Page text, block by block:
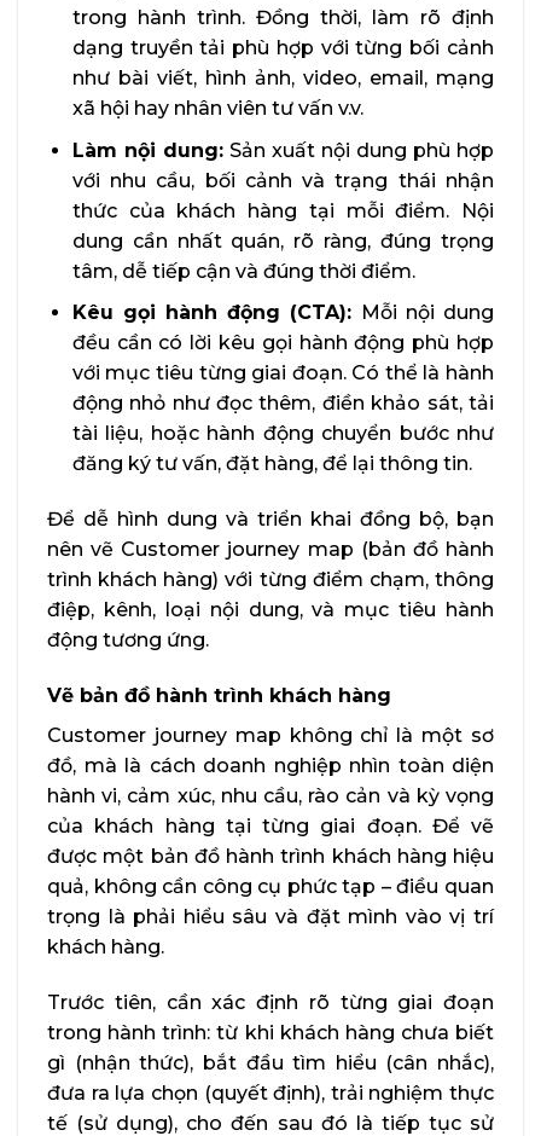
trong hành trình. Đồng thời, làm rõ định
dạng truyền tải phù hợp với từng bối cảnh
như bài viết, hình ảnh, video, email, mạng
xã hội hay nhân viên tư vấn v.v.
Làm nội dung:Sản xuất nội dung phù hợp
với nhu cầu, bối cảnh và trạng thái nhận
thức của khách hàng tại mỗi điểm. Nội
dung cần nhất quán, rõ ràng, đúng trọng
tâm, dễ tiếp cận và đúng thời điểm.
Kêu gọi hành động (CTA): Mỗi nội dung
đều cần có lời kêu gọi hành động phù hợp
với mục tiêu từng giai đoạn. Có thể là hành
động nhỏ như đọc thêm, điền khảo sát, tải
tài liệu, hoặc hành động chuyển bước như
đăng ký tư vấn, đặt hàng, để lại thông tin.
Để dễ hình dung và triển khai đồng bộ, bạn
nên vẽ Customer journey map (bản đồ hành
trình khách hàng) với từng điểm chạm, thông
điệp, kênh, loại nội dung, và mục tiêu hành
động tương ứng.
Vẽ bản đồ hành trình khách hàng
Customer journey map không chỉ là một sơ
đồ, mà là cách doanh nghiệp nhìn toàn diện
hành vi, cảm xúc, nhu cầu, rào cản và kỳ vọng
của khách hàng tại từng giai đoạn. Để vẽ
được một bản đồ hành trình khách hàng hiệu
quả, không cần công cụ phức tạp – điều quan
trọng là phải hiểu sâu và đặt mình vào vị trí
khách hàng.
Trước tiên, cần xác định rõ từng giai đoạn
trong hành trình: từ khi khách hàng chưa biết
gì (nhận thức), bắt đầu tìm hiểu (cân nhắc),
đưa ra lựa chọn (quyết định), trải nghiệm thực
tế (sử dụng), cho đến sau đó là tiếp tục sử